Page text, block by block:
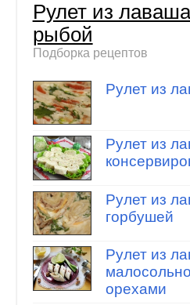
Рулет из
рыбой
Подборка рецептов
Рулет из
Рулет из
Рулет из
горбушей
Рулет из
орехами